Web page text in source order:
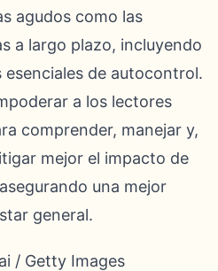
agudos como las
a largo plazo, incluyendo
de autocontrol.
a los lectores
comprender, manejar y,
mejor el impacto de
una mejor
general.
/ Getty Images